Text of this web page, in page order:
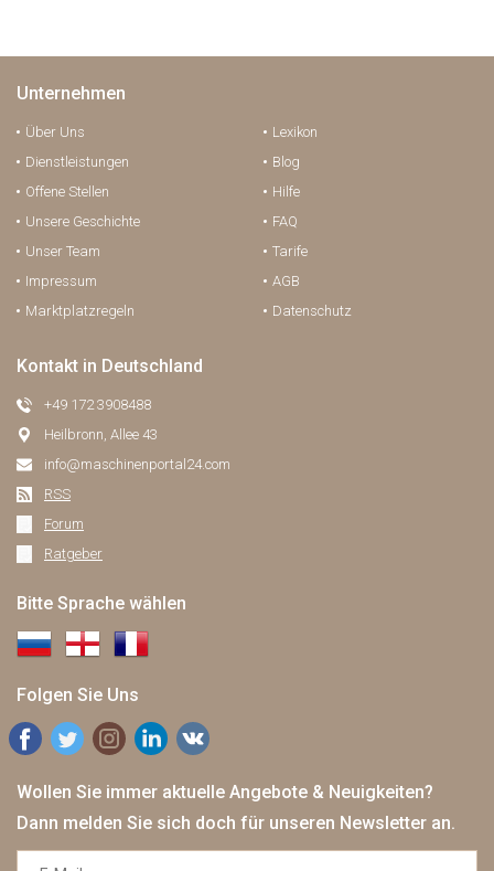
Unternehmen
Über Uns
Dienstleistungen
Offene Stellen
Unsere Geschichte
Unser Team
Impressum
Marktplatzregeln
Lexikon
Blog
Hilfe
FAQ
Tarife
AGB
Datenschutz
Kontakt in Deutschland
+49 172 3908488
Heilbronn, Allee 43
info@maschinenportal24.сom
RSS
Forum
Ratgeber
Bitte Sprache wählen
Folgen Sie Uns
Wollen Sie immer aktuelle Angebote & Neuigkeiten?
Dann melden Sie sich doch für unseren Newsletter an.